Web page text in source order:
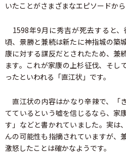
いたことがさまざまなエピソードか
1598年9月に秀吉が死去すると
頃、景勝と兼続は新たに神指城の築
康に対する謀反だとされたため、兼
ます。これが家康の上杉征伐、そし
ったといわれる「直江状」です。
直江状の内容はかなり辛辣で、「
てているという嘘を信じるなら、家
す」などと書かれていました。実は
んの可能性も指摘されていますが、
激怒したことは確かなようです。